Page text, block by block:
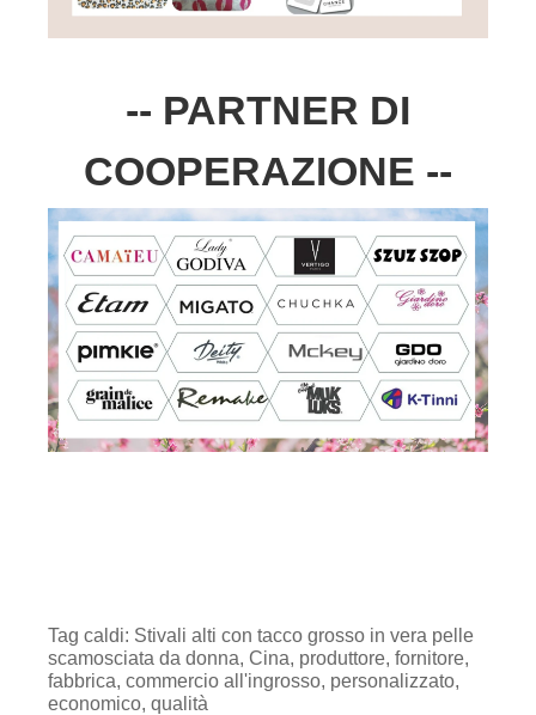
-- PARTNER DI
COOPERAZIONE --
Tag caldi: Stivali alti con tacco grosso in vera pelle
scamosciata da donna, Cina, produttore, fornitore,
fabbrica, commercio all'ingrosso, personalizzato,
economico, qualità